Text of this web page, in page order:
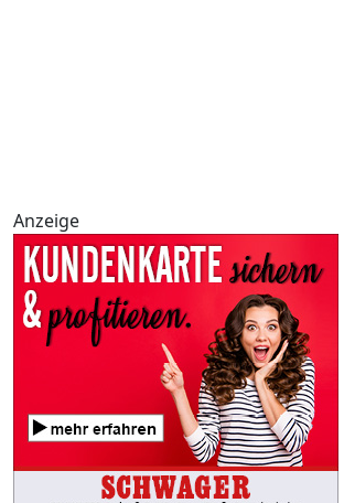
Anzeige